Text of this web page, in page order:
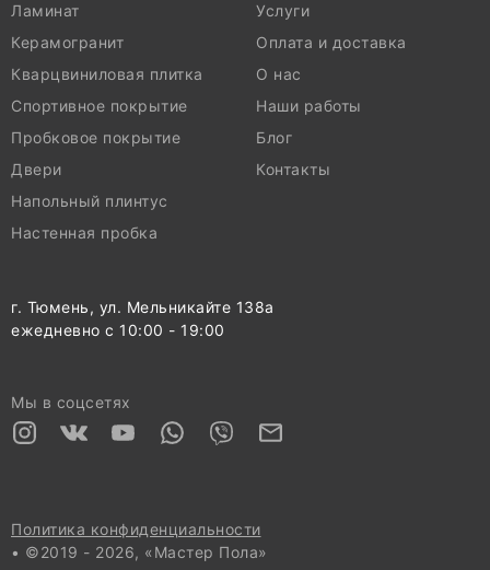
Ламинат
Керамогранит
Кварцвиниловая плитка
Спортивное покрытие
Пробковое покрытие
Двери
Напольный плинтус
Настенная пробка
Услуги
Оплата и доставка
О нас
Наши работы
Блог
Контакты
г. Тюмень, ул. Мельникайте 138а
ежедневно с 10:00 - 19:00
Мы в соцсетях
Политика конфиденциальности
• ©2019 - 2026, «Мастер Пола»